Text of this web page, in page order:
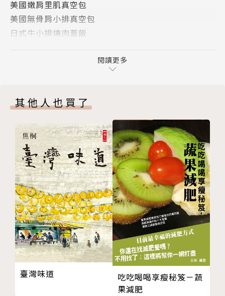
●高CP值食材全收錄！肉類、海鮮、蔬菜、水果、起
司、麵包、煙燻、新奇食品…聰明分裝、保存！
●100+減醣精選食譜餐餐吃！營養飽足，怎麼料理最
●意想不到的新奇食材全公開！奇亞籽、巴薩米克醋、
攻略！
●超好用精選醬料大集合！教你如何搭配最對味！
作者簡介
哈雪了
哈雪了
自小在美術方面表現突出，原本主修設計藝術背景，卻
在大學時期法國留學時，因為寄宿家庭的爸爸是法國廚
藝學院的教授，因而開啟了自己對料理的喜愛！也因為
自己的個性開朗好客，在國外結交了許多不同國家的好
朋友，所以對異國料理情有獨鍾。
之後回國，隨著工作也邁入了結婚生子的生活，因為先
美國嫩肩里肌真空包
美國無骨肩小排真空包
日式牛小排燒肉蓋飯
白蘆筍炒牛肉
健康蔬菜牛筋湯
香煎牛排佐巴薩米克醋
沙茶牛肉絲炒水蓮
牛油製作方式
雞腿肉、雞胸肉
蜂蜜味噌雞腿排
中東孜然烤香料雞佐薑黃飯
黃檸檬雞肉風味義大利麵
茄子雞肉味噌煲
花椰菜雞腿排檸檬奶醬義大利麵
［cook more］法式檸檬奶醬（進階版）
閱讀更多
其他人也買了
臺灣味道
吃吃喝喝享瘦秘笈－蔬
果減肥